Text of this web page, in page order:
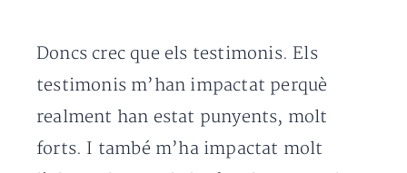
Doncs crec que els testimonis. Els
testimonis m’han impactat perquè
realment han estat punyents, molt
forts. I també m’ha impactat molt